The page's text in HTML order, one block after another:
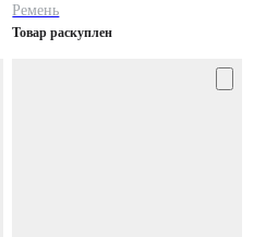
Ремень
Товар раскуплен